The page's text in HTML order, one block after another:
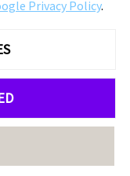
Privacy Policy.